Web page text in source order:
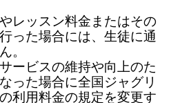
レッスン料金またはその
った場合には、生徒に通
。
ービスの維持や向上のた
った場合に全国ジャグリ
利用料金の規定を変更す